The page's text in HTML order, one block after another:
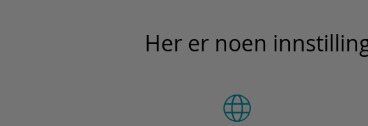
Her er noen